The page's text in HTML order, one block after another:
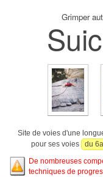
Grimper
Site de voies d'une
pour ses voies
du
De nombreuses
techniques de